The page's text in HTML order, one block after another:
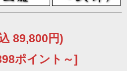
89,800円)
ポイント～]